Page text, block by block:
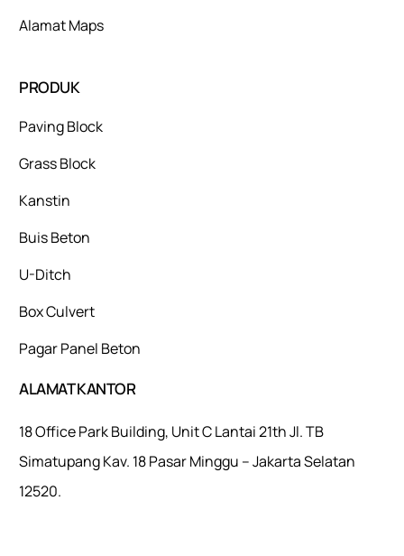
Alamat Maps
PRODUK
Paving Block
Grass Block
Kanstin
Buis Beton
U-Ditch
Box Culvert
Pagar Panel Beton
ALAMAT KANTOR
18 Office Park Building, Unit C Lantai 21th Jl. TB
Simatupang Kav. 18 Pasar Minggu – Jakarta Selatan
12520.